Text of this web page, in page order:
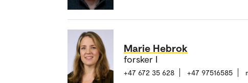
Marie Hebrok
forsker I
+47 672 35 628 +47 97516585